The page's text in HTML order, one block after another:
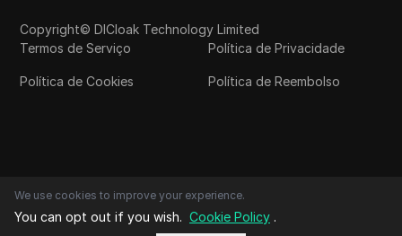
Copyright© DICloak Technology Limited
Termos de Serviço
Política de Privacidade
Política de Cookies Política de Reembolso
We use cookies to improve your experience.
You can opt out if you wish. Cookie Policy .